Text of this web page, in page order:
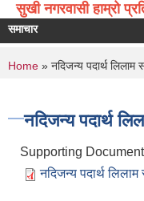
सुखी नगरवासी हाम्रो
समाचार
You are
Home » नदिजन्य पदार्थ लिलाम
नदिजन्य पदार्थ
Supporting
नदिजन्य पदार्थ